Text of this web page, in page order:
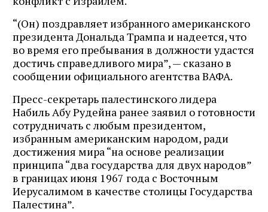
“(Он) поздравляет избранного американского
президента Дональда Трампа и надеется, что
во время его пребывания в должности удастся
достичь справедливого мира”, — сказано в
сообщении официального агентства ВАФА.
Пресс-секретарь палестинского лидера
Набиль Абу Рудейна ранее заявил о готовности
сотрудничать с любым президентом,
избранным американским народом, ради
достижения мира “на основе реализации
принципа “два государства для двух народов”
в границах июня 1967 года с Восточным
Иерусалимом в качестве столицы Государства
Палестина”.